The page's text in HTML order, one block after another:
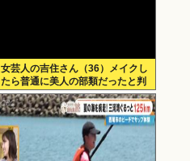
女芸人の吉住さん（36）メイクし
たら普通に美人の部類だったと判
明www